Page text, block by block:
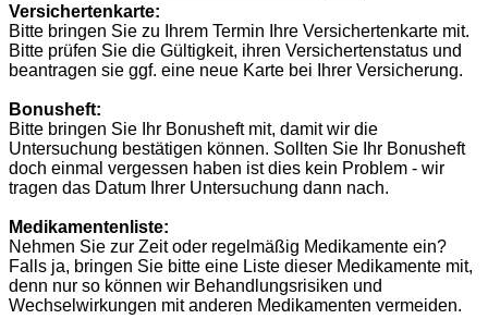
Versichertenkarte:
Bitte bringen Sie zu Ihrem Termin Ihre Versichertenkarte mit.
Bitte prüfen Sie die Gültigkeit, ihren Versichertenstatus und
beantragen sie ggf. eine neue Karte bei Ihrer Versicherung.
Bonusheft:
Bitte bringen Sie Ihr Bonusheft mit, damit wir die
Untersuchung bestätigen können. Sollten Sie Ihr Bonusheft
doch einmal vergessen haben ist dies kein Problem - wir
tragen das Datum Ihrer Untersuchung dann nach.
Medikamentenliste:
Nehmen Sie zur Zeit oder regelmäßig Medikamente ein?
Falls ja, bringen Sie bitte eine Liste dieser Medikamente mit,
denn nur so können wir Behandlungsrisiken und
Wechselwirkungen mit anderen Medikamenten vermeiden.